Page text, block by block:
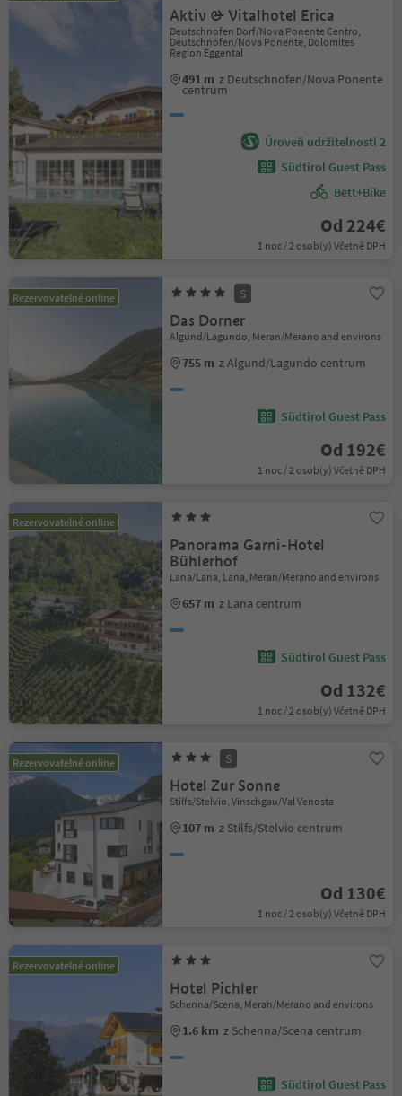
Aktiv & Vitalhotel Erica
Deutschnofen Dorf/Nova Ponente Centro,
Deutschnofen/Nova Ponente, Dolomites
Region Eggental
491 m z Deutschnofen/Nova Ponente
centrum
Úroveň udržitelnosti 2
Südtirol Guest Pass
Bett+Bike
Od 224€
1 noc / 2 osob(y) Včetně DPH
Rezervovatelné online S
Das Dorner
Algund/Lagundo, Meran/Merano and environs
755 m z Algund/Lagundo centrum
Südtirol Guest Pass
Od 192€
1 noc / 2 osob(y) Včetně DPH
Rezervovatelné online
Panorama Garni-Hotel
Bühlerhof
Lana/Lana, Lana, Meran/Merano and environs
657 m z Lana centrum
Südtirol Guest Pass
Od 132€
1 noc / 2 osob(y) Včetně DPH
Rezervovatelné online S
Hotel Zur Sonne
Stilfs/Stelvio, Vinschgau/Val Venosta
107 m z Stilfs/Stelvio centrum
Od 130€
1 noc / 2 osob(y) Včetně DPH
Rezervovatelné online
Hotel Pichler
Schenna/Scena, Meran/Merano and environs
1.6 km z Schenna/Scena centrum
Südtirol Guest Pass